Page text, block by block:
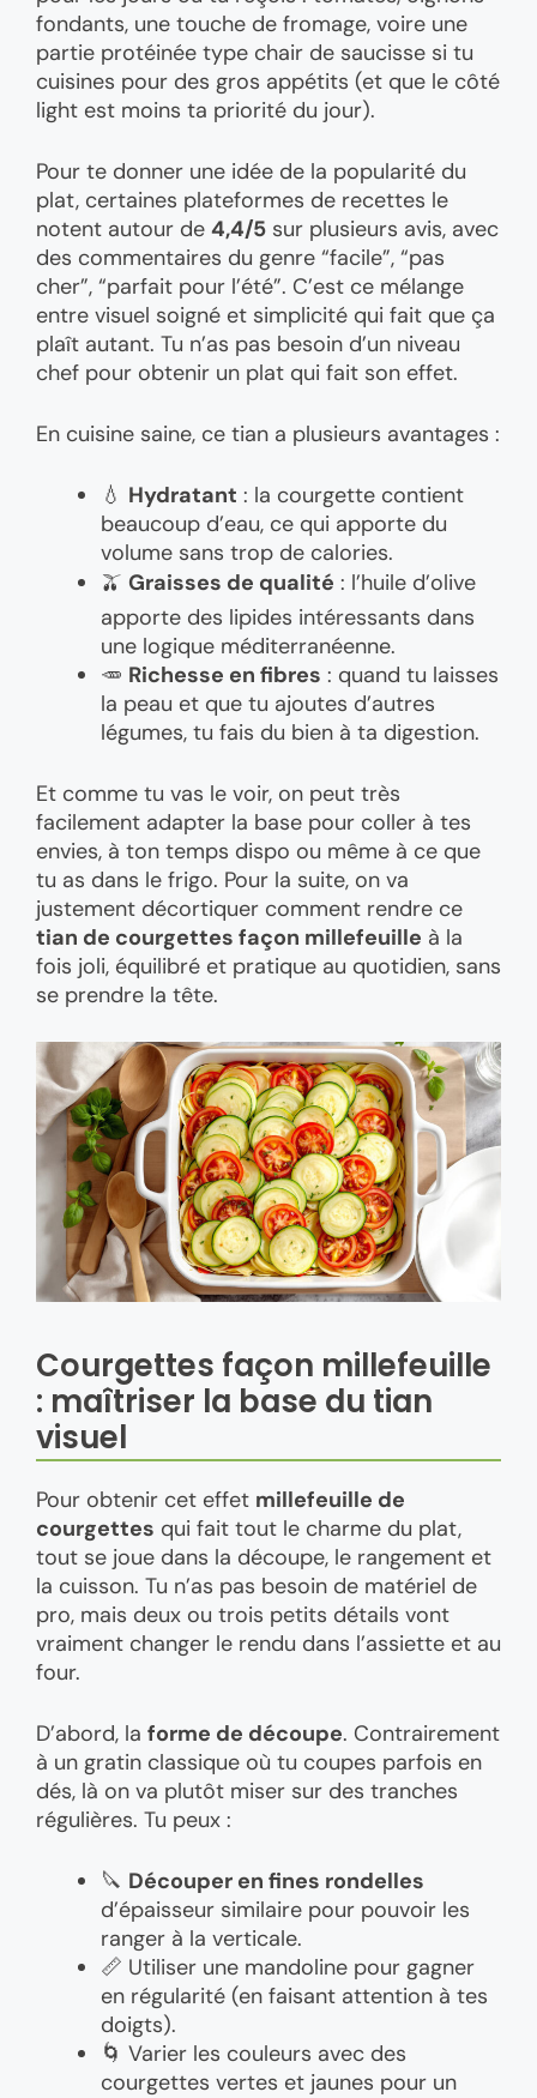
fondants, une touche de fromage, voire une
partie protéinée type chair de saucisse si tu
cuisines pour des gros appétits (et que le côté
light est moins ta priorité du jour).
Pour te donner une idée de la popularité du
plat, certaines plateformes de recettes le
notent autour de 4,4/5 sur plusieurs avis, avec
des commentaires du genre “facile”, “pas
cher”, “parfait pour l’été”. C’est ce mélange
entre visuel soigné et simplicité qui fait que ça
plaît autant. Tu n’as pas besoin d’un niveau
chef pour obtenir un plat qui fait son effet.
En cuisine saine, ce tian a plusieurs avantages :
💧 Hydratant : la courgette contient
beaucoup d’eau, ce qui apporte du
volume sans trop de calories.
🫒 Graisses de qualité : l’huile d’olive
apporte des lipides intéressants dans
une logique méditerranéenne.
🥕 Richesse en fibres : quand tu laisses
la peau et que tu ajoutes d’autres
légumes, tu fais du bien à ta digestion.
Et comme tu vas le voir, on peut très
facilement adapter la base pour coller à tes
envies, à ton temps dispo ou même à ce que
tu as dans le frigo. Pour la suite, on va
justement décortiquer comment rendre ce
tian de courgettes façon millefeuille à la
fois joli, équilibré et pratique au quotidien, sans
se prendre la tête.
Courgettes façon millefeuille
: maîtriser la base du tian
visuel
Pour obtenir cet effet millefeuille de
courgettes qui fait tout le charme du plat,
tout se joue dans la découpe, le rangement et
la cuisson. Tu n’as pas besoin de matériel de
pro, mais deux ou trois petits détails vont
vraiment changer le rendu dans l’assiette et au
four.
D’abord, la forme de découpe. Contrairement
à un gratin classique où tu coupes parfois en
dés, là on va plutôt miser sur des tranches
régulières. Tu peux :
🔪 Découper en fines rondelles
d’épaisseur similaire pour pouvoir les
ranger à la verticale.
📏 Utiliser une mandoline pour gagner
en régularité (en faisant attention à tes
doigts).
🌀 Varier les couleurs avec des
courgettes vertes et jaunes pour un